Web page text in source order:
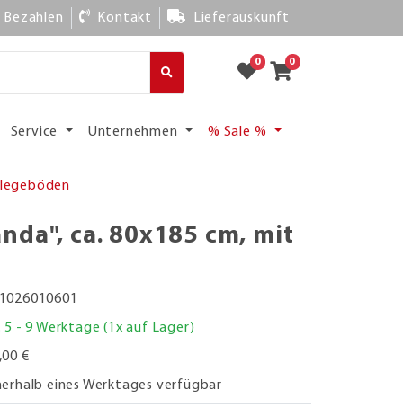
Bezahlen Kontakt Lieferauskunft
0 0
Service Unternehmen % Sale %
ca. 80x185 cm, mit
5 - 9 Werktage (1x auf Lager)
€
eines Werktages verfügbar